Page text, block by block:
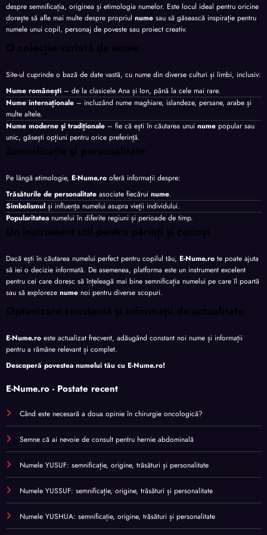
despre semnificația, originea și etimologia numelor. Este locul ideal pentru oricine
dorește să afle mai multe despre propriul nume sau să găsească inspirație pentru
numele unui copil, personaj de poveste sau proiect creativ.
O colecție variată de nume
Site-ul cuprinde o bază de date vastă, cu nume din diverse culturi și limbi, inclusiv:
Nume românești – de la clasicele Ana și Ion, până la cele mai rare.
Nume internaționale – incluzând nume maghiare, islandeze, persane, arabe și
multe altele.
Nume moderne și tradiționale – fie că ești în căutarea unui nume popular sau
unic, găsești opțiuni pentru orice preferință.
Semnificație și personalitate
Pe lângă etimologie, E-Nume.ro oferă informații despre:
Trăsăturile de personalitate asociate fiecărui nume.
Simbolismul și influența numelui asupra vieții individului.
Popularitatea numelui în diferite regiuni și perioade de timp.
Un instrument util pentru părinți și curioși
Dacă ești în căutarea numelui perfect pentru copilul tău, E-Nume.ro te poate ajuta
să iei o decizie informată. De asemenea, platforma este un instrument excelent
pentru cei care doresc să înțeleagă mai bine semnificația numelui pe care îl poartă
sau să exploreze nume noi pentru diverse scopuri.
Optimizare constantă și informații de actualitate
E-Nume.ro este actualizat frecvent, adăugând constant noi nume și informații
pentru a rămâne relevant și complet.
Descoperă povestea numelui tău cu E-Nume.ro!
E-Nume.ro - Postate recent
Când este necesară a doua opinie în chirurgie oncologică?
Semne că ai nevoie de consult pentru hernie abdominală
Numele YUSUF: semnificație, origine, trăsături și personalitate
Numele YUSSUF: semnificație, origine, trăsături și personalitate
Numele YUSHUA: semnificație, origine, trăsături și personalitate